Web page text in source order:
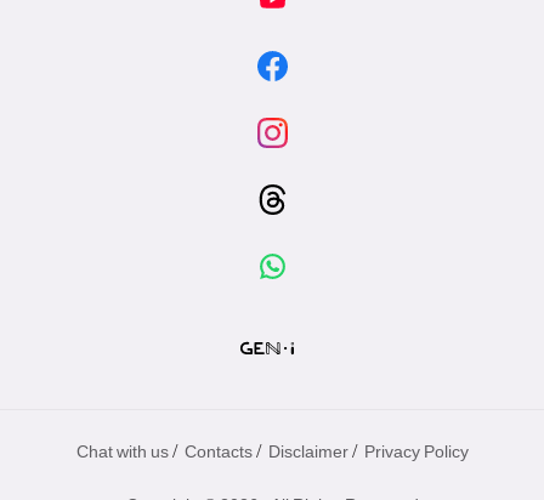
Chat with us / Contacts / Disclaimer / Privacy Policy